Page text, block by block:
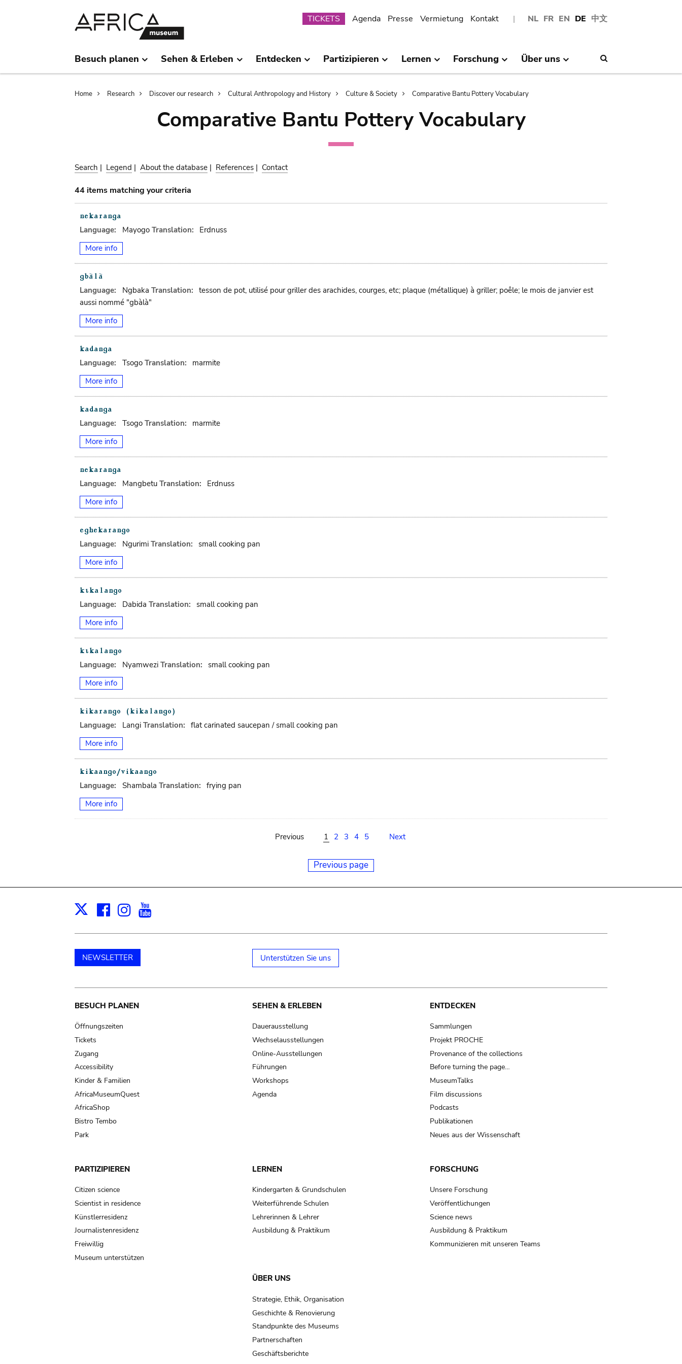
NL FR EN DE 中文
Submenu
TICKETS Agenda Presse Vermietung Kontakt
Besuch planen Sehen & Erleben Entdecken Partizipieren Lernen Forschung Über uns
Breadcrumb
Home Research Discover our research Cultural Anthropology and History Culture & Society Comparative Bantu Pottery Vocabulary
Comparative Bantu Pottery Vocabulary
Search | Legend | About the database | References | Contact
44 items matching your criteria
Language: Mayogo Translation: Erdnuss
More info
Language: Ngbaka Translation: tesson de pot, utilisé pour griller des arachides, courges, etc; plaque (métallique) à griller; poêle; le mois de janvier est
aussi nommé "gbàlà"
More info
Language: Tsogo Translation: marmite
More info
Language: Tsogo Translation: marmite
More info
Language: Mangbetu Translation: Erdnuss
More info
Language: Ngurimi Translation: small cooking pan
More info
Language: Dabida Translation: small cooking pan
More info
Language: Nyamwezi Translation: small cooking pan
More info
Language: Langi Translation: flat carinated saucepan / small cooking pan
More info
Language: Shambala Translation: frying pan
More info
Previous 1 2 3 4 5 Next
Previous page
X Facebook
Instagram
NEWSLETTER Unterstützen Sie uns
Main
navigation
BESUCH PLANEN
Öffnungszeiten
Tickets
Zugang
Accessibility
Kinder & Familien
AfricaMuseumQuest
AfricaShop
Bistro Tembo
Park
SEHEN & ERLEBEN
Dauerausstellung
Wechselausstellungen
Online-Ausstellungen
Führungen
Workshops
Agenda
ENTDECKEN
Sammlungen
Projekt PROCHE
Provenance of the collections
Before turning the page…
MuseumTalks
Film discussions
Podcasts
Publikationen
Neues aus der Wissenschaft
PARTIZIPIEREN
Citizen science
Scientist in residence
Künstlerresidenz
Journalistenresidenz
Freiwillig
Museum unterstützen
LERNEN
Kindergarten & Grundschulen
Weiterführende Schulen
Lehrerinnen & Lehrer
Ausbildung & Praktikum
FORSCHUNG
Unsere Forschung
Veröffentlichungen
Science news
Ausbildung & Praktikum
Kommunizieren mit unseren Teams
ÜBER UNS
Strategie, Ethik, Organisation
Geschichte & Renovierung
Standpunkte des Museums
Partnerschaften
Geschäftsberichte